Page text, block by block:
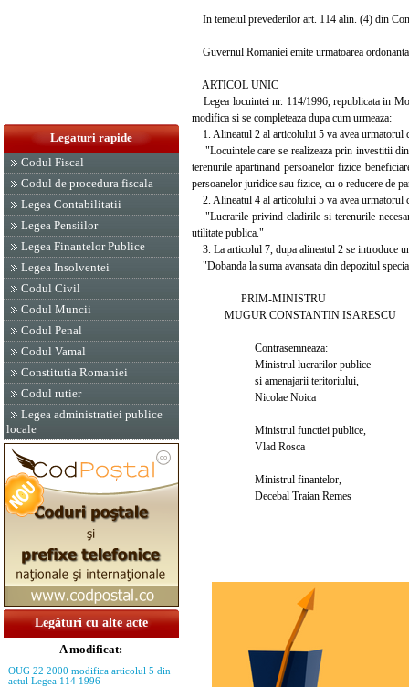
Legaturi rapide
Codul Fiscal
Codul de procedura fiscala
Legea Contabilitatii
Legea Pensiilor
Legea Finantelor Publice
Legea Insolventei
Codul Civil
Codul Muncii
Codul Penal
Codul Vamal
Constitutia Romaniei
Codul rutier
Legea administratiei publice
locale
Legături cu alte acte
A modificat:
OUG 22 2000 modifica articolul 5 din
actul Legea 114 1996
In temeiul prevederilor art. 114 alin. (4) din
Guvernul Romaniei emite urmatoarea
ARTICOL UNIC
Legea locuintei nr. 114/1996, republicata in
modifica si se completeaza dupa cum urmeaza:
1. Alineatul 2 al articolului 5 va avea urmatorul
"Locuintele care se realizeaza prin investitii
terenurile apartinand persoanelor fizice
persoanelor juridice sau fizice, cu o reducere de
2. Alineatul 4 al articolului 5 va avea urmatorul
"Lucrarile privind cladirile si terenurile
utilitate publica."
3. La articolul 7, dupa alineatul 2 se introduce
"Dobanda la suma avansata din depozitul
PRIM-MINISTRU
MUGUR CONSTANTIN ISARESCU
Contrasemneaza:
Ministrul lucrarilor publice
si amenajarii teritoriului,
Nicolae Noica
Ministrul functiei publice,
Vlad Rosca
Ministrul finantelor,
Decebal Traian Remes